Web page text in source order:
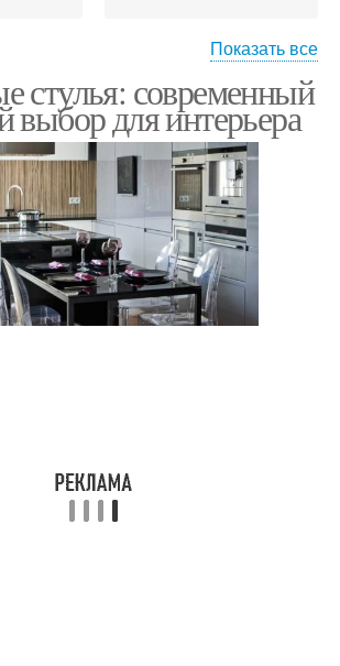
Показать все
стулья: современный
выбор для интерьера